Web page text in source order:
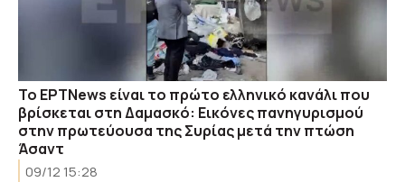
Το ΕΡΤNews είναι το πρώτο ελληνικό κανάλι που
βρίσκεται στη Δαμασκό: Εικόνες πανηγυρισμού
στην πρωτεύουσα της Συρίας μετά την πτώση
Άσαντ
09/12 15:28